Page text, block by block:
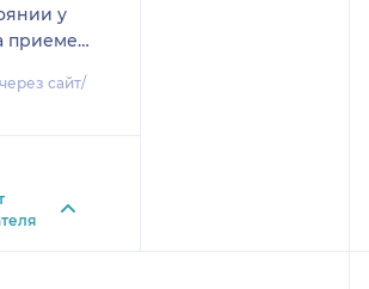
у
приеме
17
прием
сайт/